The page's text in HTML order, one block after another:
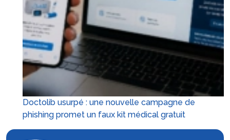
Doctolib usurpé : une nouvelle campagne de
phishing promet un faux kit médical gratuit